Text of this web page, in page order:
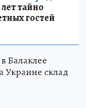
тайно
гостей
Балаклее
Украине склад